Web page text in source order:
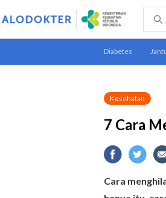
Kesehatan
7 Cara
Cara